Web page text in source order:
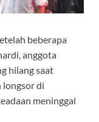
beberapa
anggota
hilang saat
longsor di
meninggal